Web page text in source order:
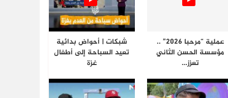
عملية “مرحبا 2026” ..
مؤسسة الحسن الثاني
تعزز…
شبكات | أحواض بدائية
تعيد السباحة إلى أطفال
غزة